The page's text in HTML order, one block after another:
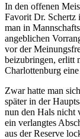
In den offenen
Favorit Dr. Schertz
man in
angeblichen
vor der
beizubringen, erlitt
Charlottenburg
Zwar hatte man
später in der
nun den Hals nicht
ein verlangtes
aus der Reserve